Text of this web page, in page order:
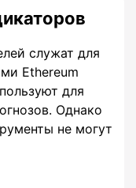
служат для
Ethereum
для
Однако
не могут